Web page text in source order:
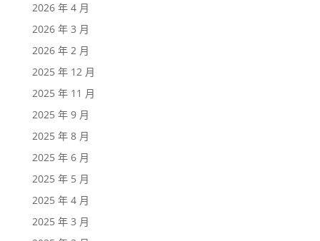
2026 年 4 月
2026 年 3 月
2026 年 2 月
2025 年 12 月
2025 年 11 月
2025 年 9 月
2025 年 8 月
2025 年 6 月
2025 年 5 月
2025 年 4 月
2025 年 3 月